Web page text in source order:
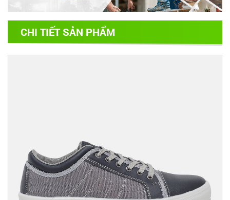
CHI TIẾT SẢN PHẨM